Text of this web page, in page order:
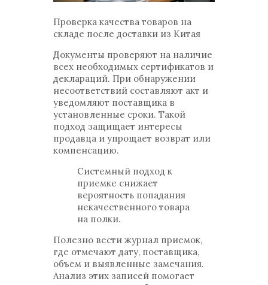
Проверка качества товаров на
складе после доставки из Китая
Документы проверяют на наличие
всех необходимых сертификатов и
деклараций. При обнаружении
несоответствий составляют акт и
уведомляют поставщика в
установленные сроки. Такой
подход защищает интересы
продавца и упрощает возврат или
компенсацию.
Системный подход к
приемке снижает
вероятность попадания
некачественного товара
на полки.
Полезно вести журнал приемок,
где отмечают дату, поставщика,
объем и выявленные замечания.
Анализ этих записей помогает